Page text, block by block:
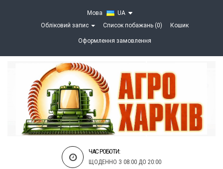
Мова
UA
Обліковий запис
Список побажань (0) Кошик
Оформлення замовлення
ЧАС РОБОТИ:
ЩОДЕННО З 08:00 ДО 20:00